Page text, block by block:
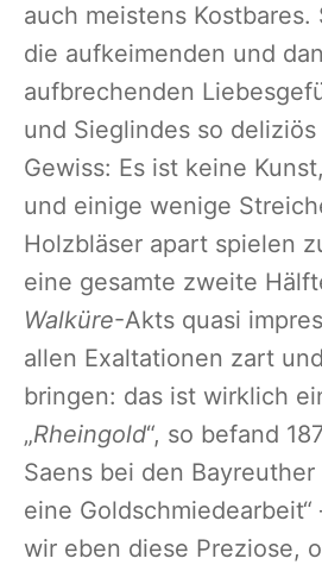
auch meistens Kostbares.
die aufkeimenden und
aufbrechenden
und Sieglindes so
Gewiss: Es ist keine
und einige wenige
Holzbläser apart spielen
eine gesamte zweite
Walküre-Akts quasi
allen Exaltationen zart
bringen: das ist wirklich
„Rheingold“, so befand
Saens bei den
eine
wir eben diese Preziose,